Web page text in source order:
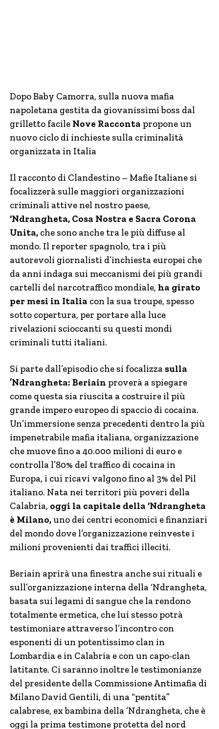
Dopo Baby Camorra, sulla nuova mafia
napoletana gestita da giovanissimi boss dal
grilletto facile Nove Racconta propone un
nuovo ciclo di inchieste sulla criminalità
organizzata in Italia
Il racconto di Clandestino – Mafie Italiane si
focalizzerà sulle maggiori organizzazioni
criminali attive nel nostro paese,
‘Ndrangheta, Cosa Nostra e Sacra Corona
Unita, che sono anche tra le più diffuse al
mondo. Il reporter spagnolo, tra i più
autorevoli giornalisti d’inchiesta europei che
da anni indaga sui meccanismi dei più grandi
cartelli del narcotraffico mondiale, ha girato
per mesi in Italia con la sua troupe, spesso
sotto copertura, per portare alla luce
rivelazioni scioccanti su questi mondi
criminali tutti italiani.
Si parte dall’episodio che si focalizza sulla
’Ndrangheta: Beriain proverà a spiegare
come questa sia riuscita a costruire il più
grande impero europeo di spaccio di cocaina.
Un’immersione senza precedenti dentro la più
impenetrabile mafia italiana, organizzazione
che muove fino a 40.000 milioni di euro e
controlla l’80% del traffico di cocaina in
Europa, i cui ricavi valgono fino al 3% del Pil
italiano. Nata nei territori più poveri della
Calabria, oggi la capitale della ‘Ndrangheta
è Milano,uno dei centri economici e finanziari
del mondo dove l’organizzazione reinveste i
milioni provenienti dai traffici illeciti.
Beriain aprirà una finestra anche sui rituali e
sull’organizzazione interna della ‘Ndrangheta,
basata sui legami di sangue che la rendono
totalmente ermetica, che lui stesso potrà
testimoniare attraverso l’incontro con
esponenti di un potentissimo clan in
Lombardia e in Calabria e con un capo-clan
latitante. Ci saranno inoltre le testimonianze
del presidente della Commissione Antimafia di
Milano David Gentili, di una “pentita”
calabrese, ex bambina della ’Ndrangheta, che è
oggi la prima testimone protetta del nord